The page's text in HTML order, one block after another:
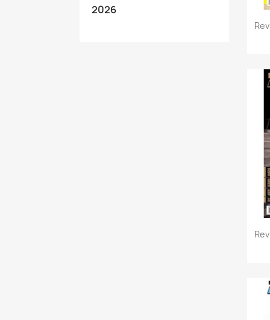
2026